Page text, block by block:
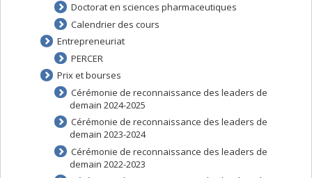
Doctorat en sciences pharmaceutiques
Calendrier des cours
Entrepreneuriat
PERCER
Prix et bourses
Cérémonie de reconnaissance des leaders de
demain 2024-2025
Cérémonie de reconnaissance des leaders de
demain 2023-2024
Cérémonie de reconnaissance des leaders de
demain 2022-2023